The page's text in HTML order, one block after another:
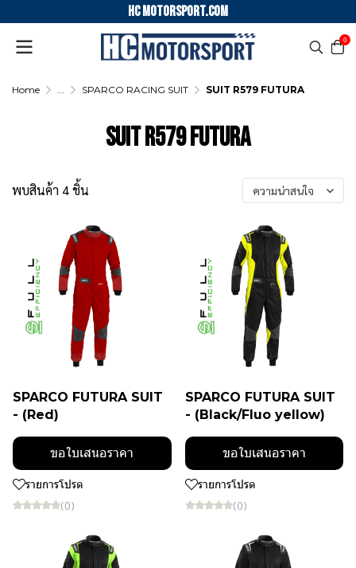
HC motorsport.COM
0
Home ... SPARCO RACING SUIT SUIT R579 FUTURA
SUIT R579 FUTURA
พบสินค้า 4 ชิ้น ความน่าสนใจ
SPARCO FUTURA SUIT
- (Red)
ขอใบเสนอราคา
รายการโปรด
(0)
SPARCO FUTURA SUIT
- (Black/Fluo yellow)
ขอใบเสนอราคา
รายการโปรด
(0)